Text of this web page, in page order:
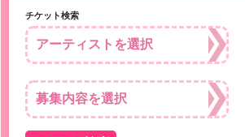
チケット検索